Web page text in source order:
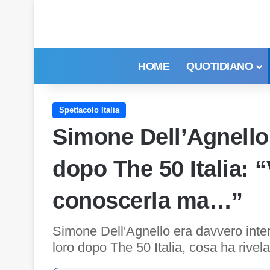
HOME QUOTIDIANO
Spettacolo Italia
Simone
dopo The 50 Italia:
conoscerla ma…”
Simone Dell'Agnello era davvero
loro dopo The 50 Italia, cosa ha